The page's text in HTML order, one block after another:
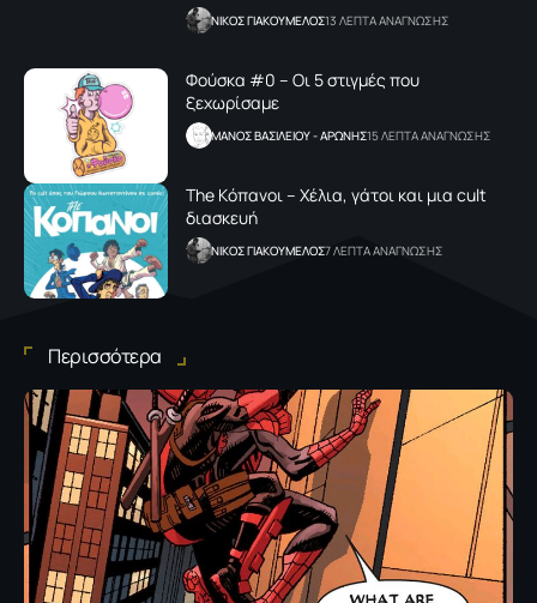
NΙΚΟΣ ΓΙΑΚΟΥΜΕΛΟΣ13 ΛΕΠΤΑ ΑΝΑΓΝΩΣΗΣ
Φούσκα #0 – Οι 5 στιγμές που
ξεχωρίσαμε
ΜΑΝΟΣ ΒΑΣΙΛΕΙΟΥ - ΑΡΩΝΗΣ15 ΛΕΠΤΑ ΑΝΑΓΝΩΣΗΣ
Τhe Kόπανοι – Χέλια, γάτοι και μια cult
διασκευή
NΙΚΟΣ ΓΙΑΚΟΥΜΕΛΟΣ7 ΛΕΠΤΑ ΑΝΑΓΝΩΣΗΣ
Περισσότερα